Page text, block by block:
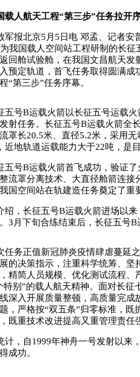
载人航天工程“第三步”任务拉开
军报北京5月5日电 邓孟、记者安
我国载人空间站工程研制的长
回舱试验舱，在我国文昌航天
预定轨道，首飞任务取得圆满
“第三步”任务序幕。
五号B运载火箭以长征五号运载
射任务。长征五号B运载火箭全
罩长20.5米、直径5.2米，采用
近地轨道运载能力大于22吨，是
五号B运载火箭首飞成功，验证
流罩分离技术、大直径舱箭连
国空间站在轨建造任务奠定了重
绍，长征五号B运载火箭进场以
3月下旬合练结束后，长征五号
任务正值新冠肺炎疫情肆虐蔓延
的决策指示，注重科学统筹、
精简人员规模、优化测试流程
特别”的载人航天精神。面对长
深入开展质量整顿，高质量完
，严格按“双五条”归零标准，
既重技术改进提高又重管理责
计，自1999年神舟一号发射以来
成功。